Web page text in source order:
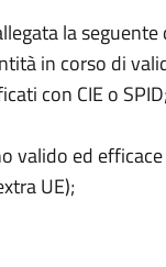
la
in corso di
con CIE o SPID;
valido ed
UE);